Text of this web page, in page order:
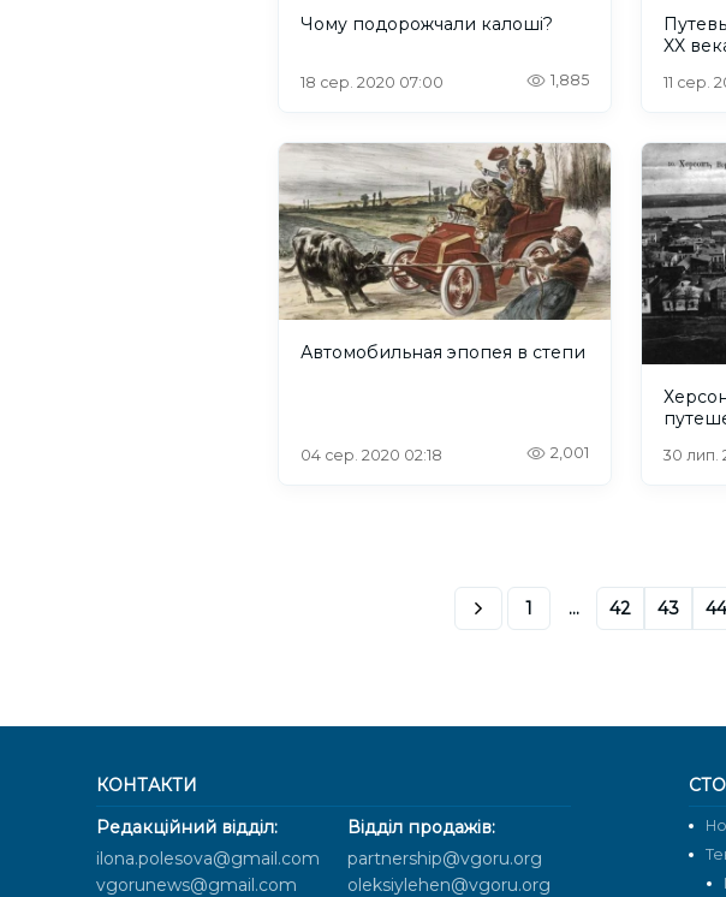
Чому подорожчали калоші?
18 сер. 2020 07:00 1,885
XX
11 сер.
Автомобильная эпопея в степи
04 сер. 2020 02:18 2,001 30 лип.
1 ... 42 43 44
КОНТАКТИ
Редакційний відділ:
ilona.polesova@gmail.com
vgorunews@gmail.com
Відділ продажів:
partnership@vgoru.org
oleksiylehen@vgoru.org